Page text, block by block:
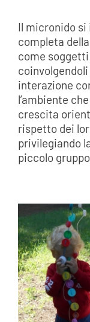
Il micronido si
completa
come
interazione
l’ambiente
crescita
rispetto dei
privilegiando
piccolo